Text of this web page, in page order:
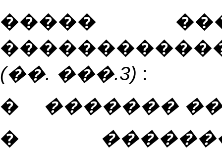
�����
(��. ���.3) :
�
�������
�